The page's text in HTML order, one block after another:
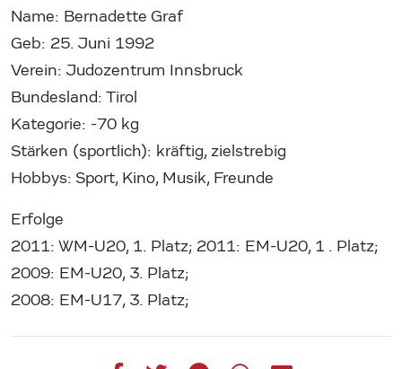
Name: Bernadette Graf
Geb: 25. Juni 1992
Verein: Judozentrum Innsbruck
Bundesland: Tirol
Kategorie: -70 kg
Stärken (sportlich): kräftig, zielstrebig
Hobbys: Sport, Kino, Musik, Freunde
Erfolge
2011: WM-U20, 1. Platz; 2011: EM-U20, 1 . Platz;
2009: EM-U20, 3. Platz;
2008: EM-U17, 3. Platz;